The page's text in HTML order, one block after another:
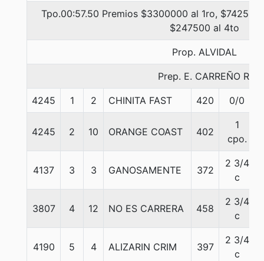
Tpo.00:57.50 Premios $3300000 al 1ro,
$247500 al 4to
Prop. ALVIDAL
Prep. E. CARREÑO R.
4245 1 2 CHINITA FAST 420 0/0
4245 2 10 ORANGE COAST 402
1
cpo.
4137 3 3 GANOSAMENTE 372
2 3/4
c
3807 4 12 NO ES CARRERA 458
2 3/4
c
4190 5 4 ALIZARIN CRIM 397
2 3/4
c